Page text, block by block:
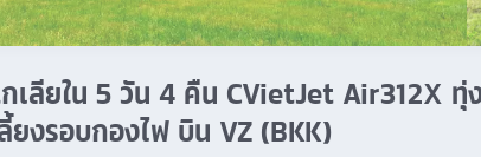
เลียใน 5 วัน 4 คืน CVietJet Air312X
ยงรอบกองไฟ บิน VZ (BKK)